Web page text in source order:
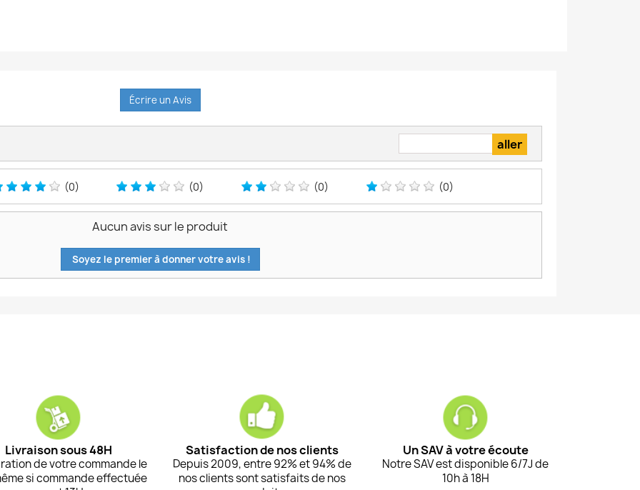
Écrire un Avis
(0) (0) (0) (0)
Aucun avis sur le produit
Soyez le premier à donner votre avis !
Livraison sous 48H
de votre commande le
si commande effectuée
Satisfaction de nos clients
Depuis 2009, entre 92% et 94% de
nos clients sont satisfaits de nos
Un SAV à votre écoute
Notre SAV est disponible 6/7J de
10h à 18H